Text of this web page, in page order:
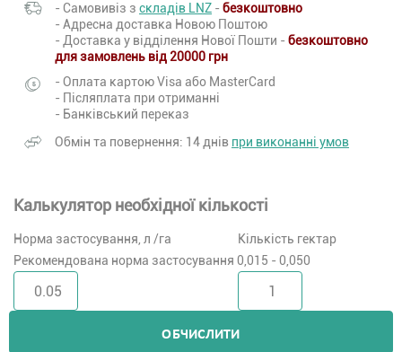
- Самовивіз з складів LNZ - безкоштовно
- Адресна доставка Новою Поштою
- Доставка у відділення Нової Пошти - безкоштовно
для замовлень від 20000 грн
- Оплата картою Visa або MasterCard
- Післяплата при отриманні
- Банківський переказ
Обмін та повернення: 14 днів при виконанні умов
Калькулятор необхідної кількості
Норма застосування, л /га
Кількість гектар
Рекомендована норма застосування 0,015 - 0,050
ОБЧИСЛИТИ